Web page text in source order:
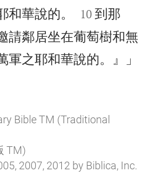
華說的。


10 到那
請鄰居坐在葡萄樹和無
軍之耶和華說的。』」
Bible TM (Traditional
TM)
2007, 2012 by Biblica, Inc.